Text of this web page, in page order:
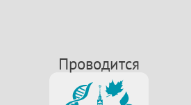
Проводится